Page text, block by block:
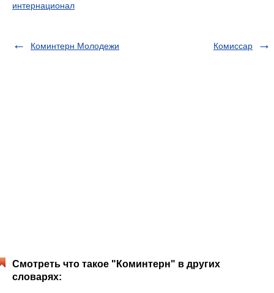
интернационал
Коминтерн Молодежи Комиссар
Смотреть что такое "Коминтерн" в других
словарях: